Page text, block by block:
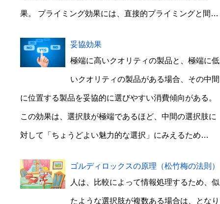
果。 プライミング効果には、直接的プライミングと間…
妥協効果
極端に高いクオリティの製品と、極端に低
いクオリティの製品がある場合、その中間
に位置する製品を妥協的に選びやすい消費傾向がある。
この効果は、選択肢が極端であるほど、中間の選択肢に
対して「ちょうどよい魅力的な選択」にみえるため…
ゴルディロックスの原理（松竹梅の法則）
人は、比較によって情報処理するため、似
たような選択肢が複数ある場合は、となり